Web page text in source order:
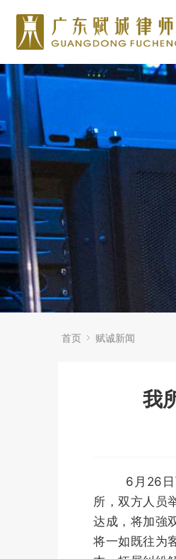
首页 赋诚新闻
我
6月26日下
所，双方人员
达成，将加強
将一如既往为